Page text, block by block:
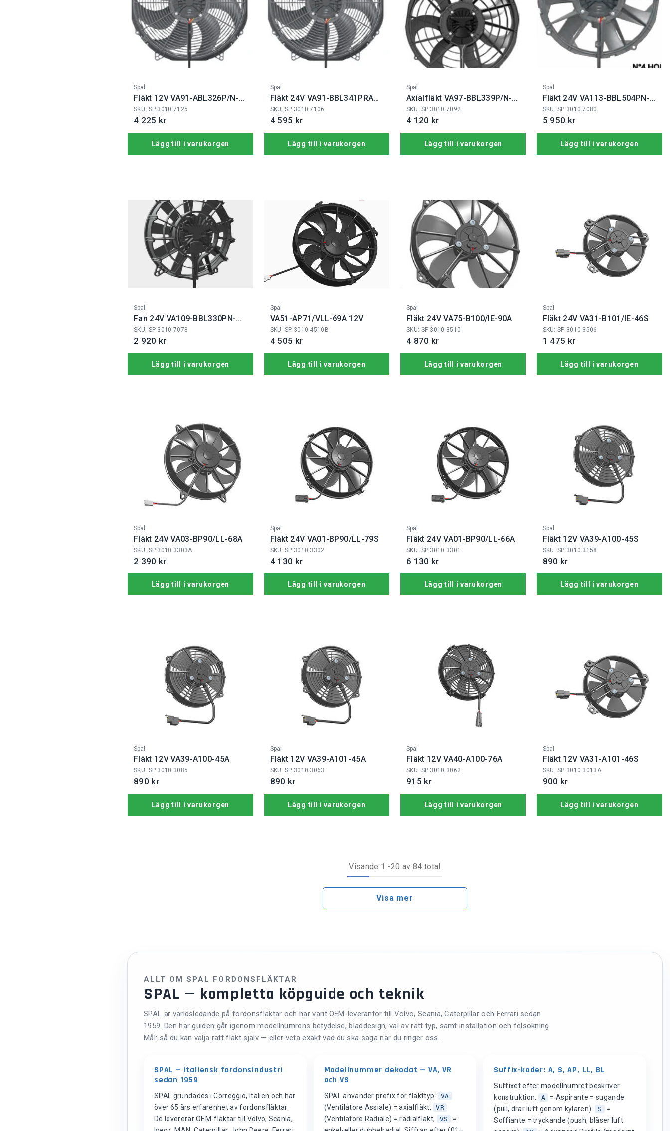
Fabrikat:
Spal
Fläkt 12V VA91-ABL326P/N-
65A
SKU: SP 3010 7125
4 225 kr
Lägg till i varukorgen
Fabrikat:
Spal
Fläkt 24V VA91-BBL341PRAN-
65A
SKU: SP 3010 7106
4 595 kr
Lägg till i varukorgen
Fabrikat:
Spal
Axialfläkt VA97-BBL339P/N-
103A
SKU: SP 3010 7092
4 120 kr
Lägg till i varukorgen
Fabrikat:
Spal
Fläkt 24V VA113-BBL504PN-
94A
SKU: SP 3010 7080
5 950 kr
Lägg till i varukorgen
Fabrikat:
Spal
Fan 24V VA109-BBL330PN-
109A
SKU: SP 3010 7078
2 920 kr
Lägg till i varukorgen
Fabrikat:
Spal
VA51-AP71/VLL-69A 12V
SKU: SP 3010 4510B
4 505 kr
Lägg till i varukorgen
Fabrikat:
Spal
Fläkt 24V VA75-B100/IE-90A
SKU: SP 3010 3510
4 870 kr
Lägg till i varukorgen
Fabrikat:
Spal
Fläkt 24V VA31-B101/IE-46S
SKU: SP 3010 3506
1 475 kr
Lägg till i varukorgen
Fabrikat:
Spal
Fläkt 24V VA03-BP90/LL-68A
SKU: SP 3010 3303A
2 390 kr
Lägg till i varukorgen
Fabrikat:
Spal
Fläkt 24V VA01-BP90/LL-79S
SKU: SP 3010 3302
4 130 kr
Lägg till i varukorgen
Fabrikat:
Spal
Fläkt 24V VA01-BP90/LL-66A
SKU: SP 3010 3301
6 130 kr
Lägg till i varukorgen
Fabrikat:
Spal
Fläkt 12V VA39-A100-45S
SKU: SP 3010 3158
890 kr
Lägg till i varukorgen
Fabrikat:
Spal
Fläkt 12V VA39-A100-45A
SKU: SP 3010 3085
890 kr
Lägg till i varukorgen
Fabrikat:
Spal
Fläkt 12V VA39-A101-45A
SKU: SP 3010 3063
890 kr
Lägg till i varukorgen
Fabrikat:
Spal
Fläkt 12V VA40-A100-76A
SKU: SP 3010 3062
915 kr
Lägg till i varukorgen
Fabrikat:
Spal
Fläkt 12V VA31-A101-46S
SKU: SP 3010 3013A
900 kr
Lägg till i varukorgen
Visande 1 -20 av 84 total
Visa mer
ALLT OM SPAL FORDONSFLÄKTAR
SPAL — kompletta köpguide och teknik
SPAL är världsledande på fordonsfläktar och har varit OEM-leverantör till Volvo, Scania, Caterpillar och Ferrari sedan
1959. Den här guiden går igenom modellnumrens betydelse, bladdesign, val av rätt typ, samt installation och felsökning.
Mål: så du kan välja rätt fläkt själv — eller veta exakt vad du ska säga när du ringer oss.
SPAL — italiensk fordonsindustri
sedan 1959
SPAL grundades i Correggio, Italien och har
över 65 års erfarenhet av fordonsfläktar.
De levererar OEM-fläktar till Volvo, Scania,
Modellnummer dekodat — VA, VR
och VS
SPAL använder prefix för fläkttyp: VA
(Ventilatore Assiale) = axialfläkt, VR
(Ventilatore Radiale) = radialfläkt, VS
=
Suffix-koder: A, S, AP, LL, BL
Suffixet efter modellnumret beskriver
konstruktion.
A
= Aspirante = sugande
(pull, drar luft genom kylaren).
S
=
Soffiante = tryckande (push, blåser luft